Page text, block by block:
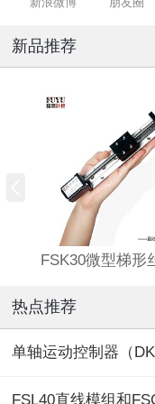
新品推荐
热点推荐